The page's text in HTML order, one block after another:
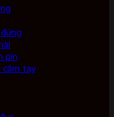
pin
cầm tay